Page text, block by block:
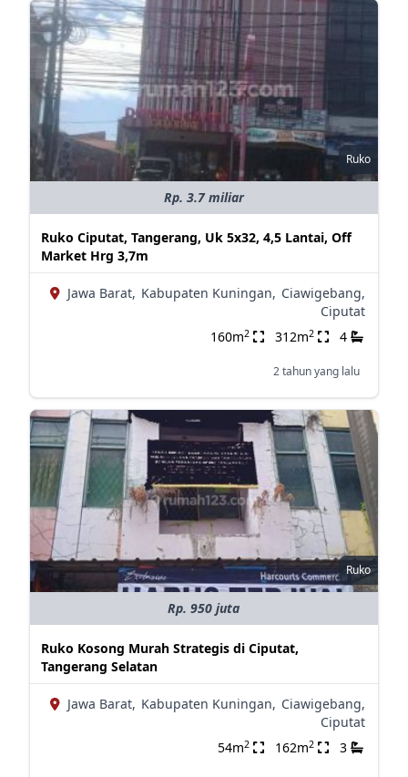
Ruko
Rp. 3.7 miliar
Ruko Ciputat, Tangerang, Uk 5x32, 4,5 Lantai, Off
Market Hrg 3,7m
Jawa Barat, Kabupaten Kuningan, Ciawigebang,
Ciputat
160m2 312m2 4
2 tahun yang lalu
Ruko
Rp. 950 juta
Ruko Kosong Murah Strategis di Ciputat,
Tangerang Selatan
Jawa Barat, Kabupaten Kuningan, Ciawigebang,
Ciputat
54m2 162m2 3